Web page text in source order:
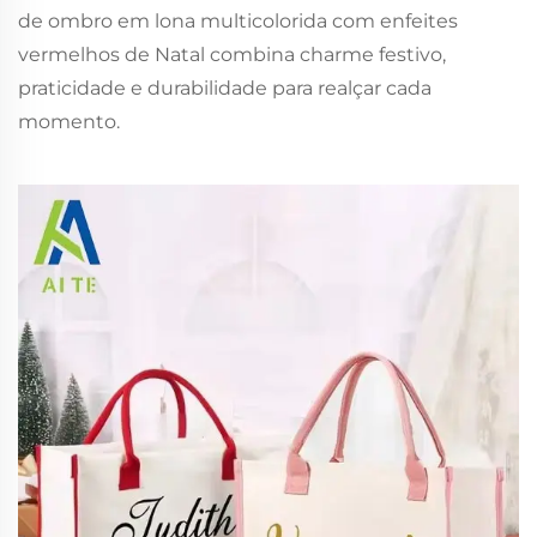
de ombro em lona multicolorida com enfeites
vermelhos de Natal combina charme festivo,
praticidade e durabilidade para realçar cada
momento.